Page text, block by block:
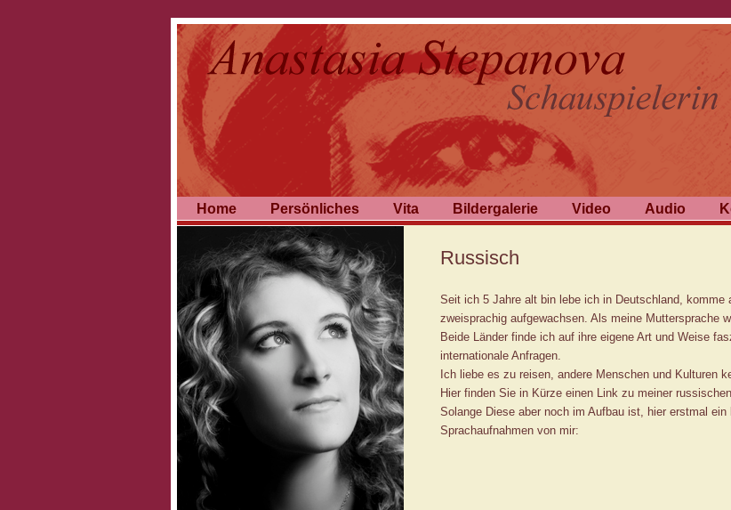
Home Persönliches Vita Bildergalerie Video Audio
Russisch
Seit ich 5 Jahre alt bin lebe ich in Deutschland, komme
zweisprachig aufgewachsen. Als meine Muttersprache
Beide Länder finde ich auf ihre eigene Art und Weise
internationale Anfragen.
Ich liebe es zu reisen, andere Menschen und Kulturen
Hier finden Sie in Kürze einen Link zu meiner
Solange Diese aber noch im Aufbau ist, hier erstmal
Sprachaufnahmen von mir: